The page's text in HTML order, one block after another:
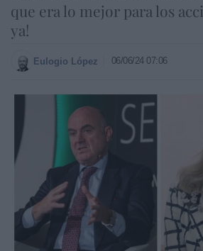
que era lo mejor para los
ya!
Eulogio López 06/06/24 07:06